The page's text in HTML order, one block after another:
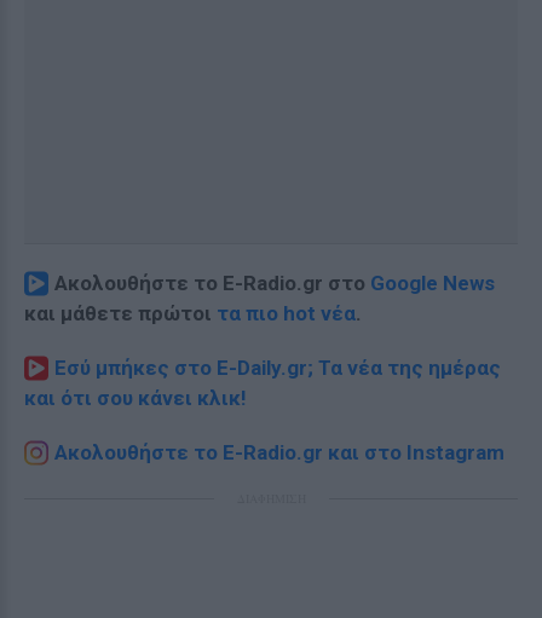
Ακολουθήστε το E-Radio.gr στο Google News
και μάθετε πρώτοι τα πιο hot νέα.
Εσύ μπήκες στο E-Daily.gr; Τα νέα της ημέρας
και ότι σου κάνει κλικ!
Ακολουθήστε το E-Radio.gr και στο Instagram